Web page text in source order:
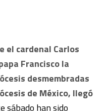
el cardenal Carlos
Francisco la
desmembradas
de México, llegó
sábado han sido